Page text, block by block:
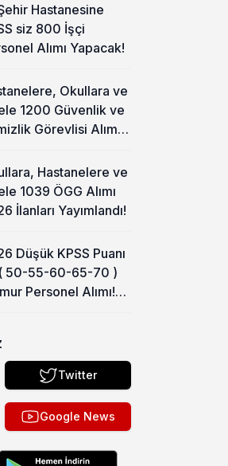
Hastanesine
siz 800 İşçi
Alımı Yapacak!
Okullara ve
1200 Güvenlik ve
Görevlisi Alımı
Hastanelere ve
1039 ÖGG Alımı
İlanları Yayımlandı!
Düşük KPSS Puanı
50-55-60-65-70 )
Personel Alımı!
Twitter
Google News